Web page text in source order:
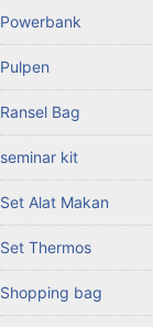
Powerbank
Pulpen
Ransel Bag
seminar kit
Set Alat Makan
Set Thermos
Shopping bag